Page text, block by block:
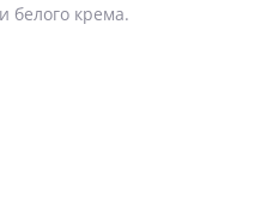
белого крема.